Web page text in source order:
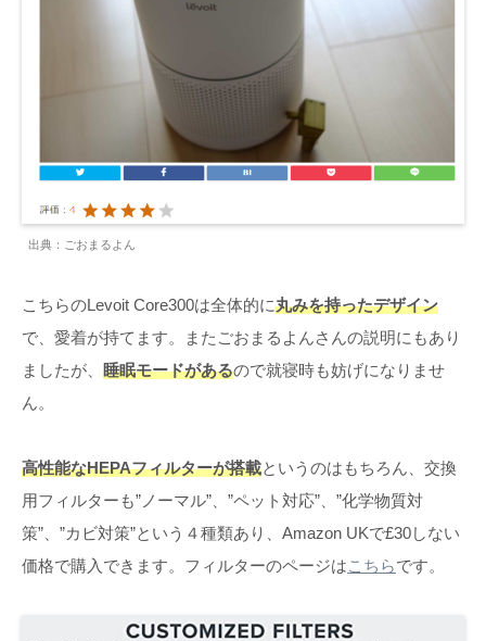
出典：ごおまるよん
こちらのLevoit Core300は全体的に丸みを持ったデザイン
で、愛着が持てます。またごおまるよんさんの説明にもあり
ましたが、 睡眠モードがあるので就寝時も妨げになりませ
ん。
高性能なHEPAフィルターが搭載というのはもちろん、交換
用フィルターも”ノーマル”、”ペット対応”、”化学物質対
策”、”カビ対策”という４種類あり、Amazon UKで£30しない
価格で購入できます。フィルターのページはこちらです。